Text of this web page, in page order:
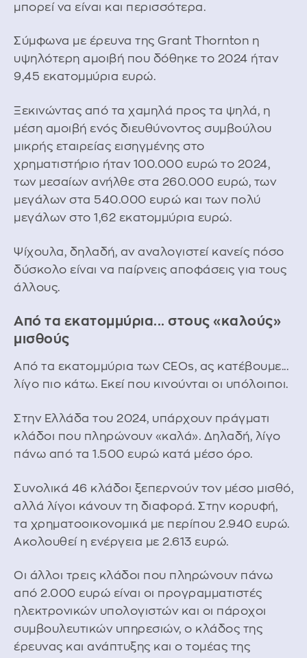
μπορεί να είναι και περισσότερα.
Σύμφωνα με έρευνα της Grant Thornton η
υψηλότερη αμοιβή που δόθηκε το 2024 ήταν
9,45 εκατομμύρια ευρώ.
Ξεκινώντας από τα χαμηλά προς τα ψηλά, η
μέση αμοιβή ενός διευθύνοντος συμβούλου
μικρής εταιρείας εισηγμένης στο
χρηματιστήριο ήταν 100.000 ευρώ το 2024,
των μεσαίων ανήλθε στα 260.000 ευρώ, των
μεγάλων στα 540.000 ευρώ και των πολύ
μεγάλων στο 1,62 εκατομμύρια ευρώ.
Ψίχουλα, δηλαδή, αν αναλογιστεί κανείς πόσο
δύσκολο είναι να παίρνεις αποφάσεις για τους
άλλους.
Από τα εκατομμύρια... στους «καλούς»
μισθούς
Από τα εκατομμύρια των CEOs, ας κατέβουμε...
λίγο πιο κάτω. Εκεί που κινούνται οι υπόλοιποι.
Στην Ελλάδα του 2024, υπάρχουν πράγματι
κλάδοι που πληρώνουν «καλά». Δηλαδή, λίγο
πάνω από τα 1.500 ευρώ κατά μέσο όρο.
Συνολικά 46 κλάδοι ξεπερνούν τον μέσο μισθό,
αλλά λίγοι κάνουν τη διαφορά. Στην κορυφή,
τα χρηματοοικονομικά με περίπου 2.940 ευρώ.
Ακολουθεί η ενέργεια με 2.613 ευρώ.
Οι άλλοι τρεις κλάδοι που πληρώνουν πάνω
από 2.000 ευρώ είναι οι προγραμματιστές
ηλεκτρονικών υπολογιστών και οι πάροχοι
συμβουλευτικών υπηρεσιών, ο κλάδος της
έρευνας και ανάπτυξης και ο τομέας της